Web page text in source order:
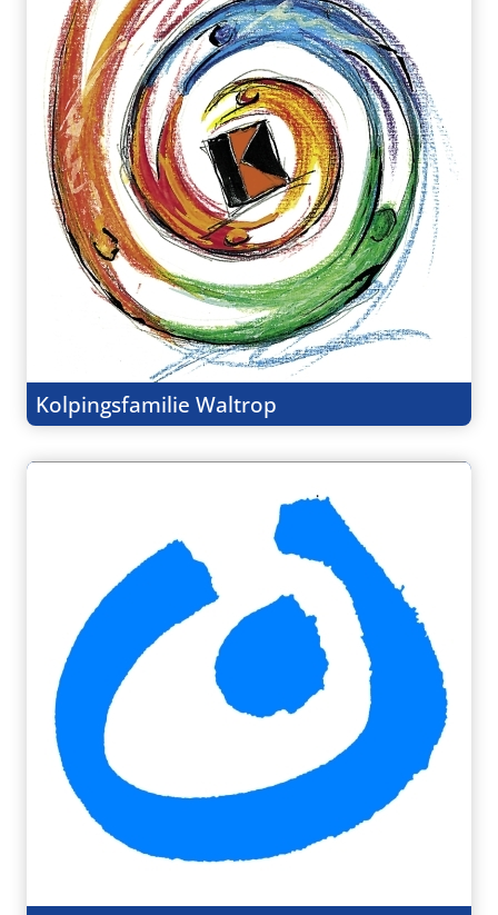
Kolpingsfamilie Waltrop